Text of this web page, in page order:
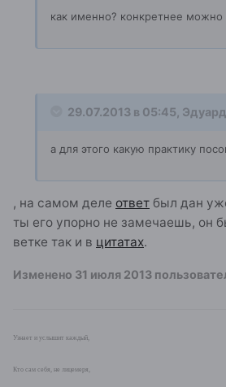
как именно? конкретнее можно
29.07.2013 в 05:45,
а для этого какую практику
, на самом деле ответ был дан
ты его упорно не замечаешь, он
ветке так и в цитатах.
Изменено 31 июля 2013
Узнает и услышит каждый,
Кто сам себя, не лицемеря,